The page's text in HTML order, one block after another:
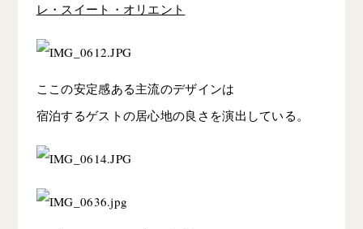
レ・スイート・オリエント
ここの安定感ある主流のデザインは
宿泊するゲストの居心地の良さを演出している。